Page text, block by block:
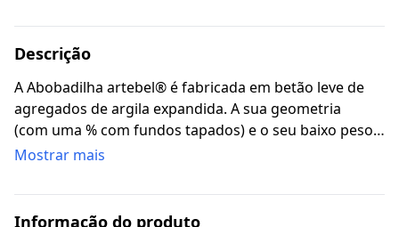
Descrição
A Abobadilha artebel® é fabricada em betão leve de
agregados de argila expandida. A sua geometria
(com uma % com fundos tapados) e o seu baixo peso
póprio, reduzem o consumo de betão, facilitam o
Destinada à execução de lajes tradicionais alijeiradas
com vigotas pré-esforçadas.
Mostrar mais
Informação do produto